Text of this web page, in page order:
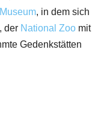
, in dem sich
der National Zoo mit
Gedenkstätten